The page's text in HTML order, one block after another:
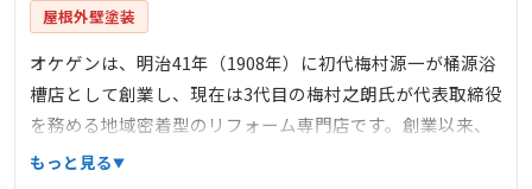
屋根外壁塗装
オケゲンは、明治41年（1908年）に初代梅村源一が桶源浴
槽店として創業し、現在は3代目の梅村之朗氏が代表取締役
を務める地域密着型のリフォーム専門店です。創業以来、
地域の皆様に支えられ、100年以上の歴史を持ちます。事業
もっと見る